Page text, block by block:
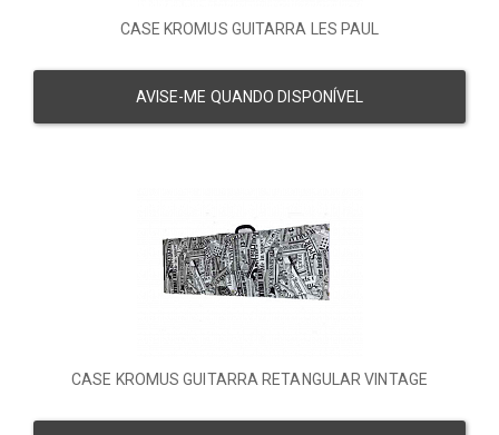
CASE KROMUS GUITARRA LES PAUL
AVISE-ME QUANDO DISPONÍVEL
CASE KROMUS GUITARRA RETANGULAR VINTAGE